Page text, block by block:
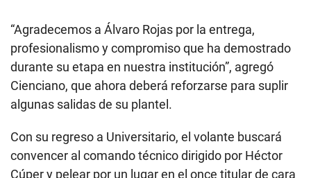
“Agradecemos a Álvaro Rojas por la entrega,
profesionalismo y compromiso que ha demostrado
durante su etapa en nuestra institución”, agregó
Cienciano, que ahora deberá reforzarse para suplir
algunas salidas de su plantel.
Con su regreso a Universitario, el volante buscará
convencer al comando técnico dirigido por Héctor
Cúper y pelear por un lugar en el once titular de cara